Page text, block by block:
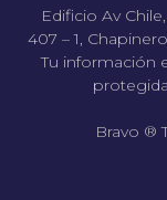
Edificio Av
407 – 1,
Tu información
Bravo ®